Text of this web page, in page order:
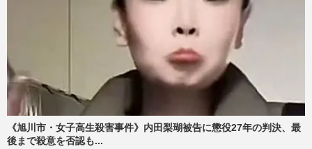
《旭川市・女子高生殺害事件》内田梨瑚被告に懲役27年の判決、最
後まで殺意を否認も...